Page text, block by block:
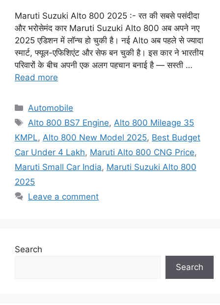
Maruti Suzuki Alto 800 2025 :- रत की सबसे पसंदीदा
और भरोसेमंद कार Maruti Suzuki Alto 800 अब अपने नए
2025 एडिशन में लॉन्च हो चुकी है। नई Alto अब पहले से ज्यादा
स्मार्ट, फ्यूल-एफिशिएंट और सेफ बन चुकी है। इस कार ने भारतीय
परिवारों के बीच अपनी एक अलग पहचान बनाई है — सस्ती …
Read more
Categories
Automobile
Tags
Alto 800 BS7 Engine, Alto 800 Mileage 35
KMPL, Alto 800 New Model 2025, Best Budget
Car Under 4 Lakh, Maruti Alto 800 CNG Price,
Maruti Small Car India, Maruti Suzuki Alto 800
2025
Leave a comment
Search
Search